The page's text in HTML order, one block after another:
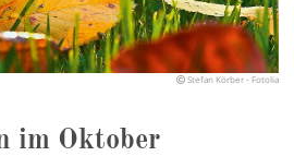
Stefan Körber - Fotolia
im Oktober